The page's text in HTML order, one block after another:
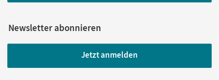
Newsletter abonnieren
Jetzt anmelden